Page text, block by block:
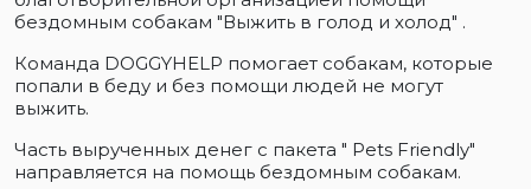
бездомным собакам "Выжить в голод и холод" .
Команда DOGGYHELP помогает собакам, которые
попали в беду и без помощи людей не могут
выжить.
Часть вырученных денег с пакета " Pets Friendly"
направляется на помощь бездомным собакам.